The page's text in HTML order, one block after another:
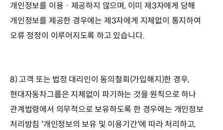
개인정보를 이용 · 제공하지 않으며, 이미 제3자에게 당해
개인정보를 제공한 경우에는 제3자에게 지체없이 통지하여
오류 정정이 이루어지도록 하고 있습니다.
8) 고객 또는 법정 대리인이 동의철회(가입해지)한 경우,
현대자동차그룹은 지체없이 파기하는 것을 원칙으로 하나
관계법령에서 의무적으로 보유하도록 한 경우에는 개인정보
처리방침 '개인정보의 보유 및 이용기간'에 따라 처리하고,